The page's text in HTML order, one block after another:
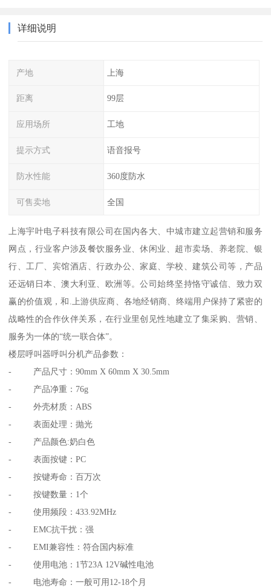
详细说明
产地 上海
距离 99层
应用场所 工地
提示方式 语音报号
防水性能 360度防水
可售卖地 全国
上海宇叶电子科技有限公司在国内各大、中城市建立起营销和服务
网点，行业客户涉及餐饮服务业、休闲业、超市卖场、养老院、银
行、工厂、宾馆酒店、行政办公、家庭、学校、建筑公司等，产品
还远销日本、澳大利亚、欧洲等。公司始终坚持恪守诚信、致力双
赢的价值观，和.上游供应商、各地经销商、终端用户保持了紧密的
战略性的合作伙伴关系，在行业里创见性地建立了集采购、营销、
服务为一体的“统一联合体”。
楼层呼叫器呼叫分机产品参数：
- 产品尺寸：90mm X 60mm X 30.5mm
- 产品净重：76g
- 外壳材质：ABS
- 表面处理：抛光
- 产品颜色:奶白色
- 表面按键：PC
- 按键寿命：百万次
- 按键数量：1个
- 使用频段：433.92MHz
- EMC抗干扰：强
- EMI兼容性：符合国内标准
- 使用电池：1节23A 12V碱性电池
- 电池寿命：一般可用12-18个月